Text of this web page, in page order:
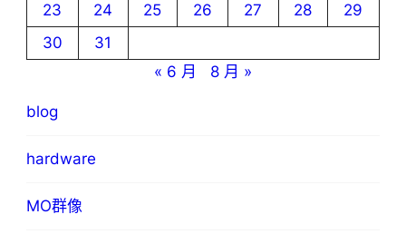
23
24 25 26 27 28
29
30
31
« 6 月
8 月 »
blog
hardware
MO群像